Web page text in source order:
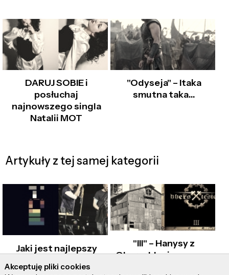
DARUJ SOBIE i
posłuchaj
najnowszego singla
Natalii MOT
"Odyseja" – Itaka
smutna taka…
Artykuły z tej samej kategorii
Jaki jest najlepszy
dlaczego jest to "X and
"III" – Hanysy z
Oberschlesien znowu
Akceptuję pliki cookies